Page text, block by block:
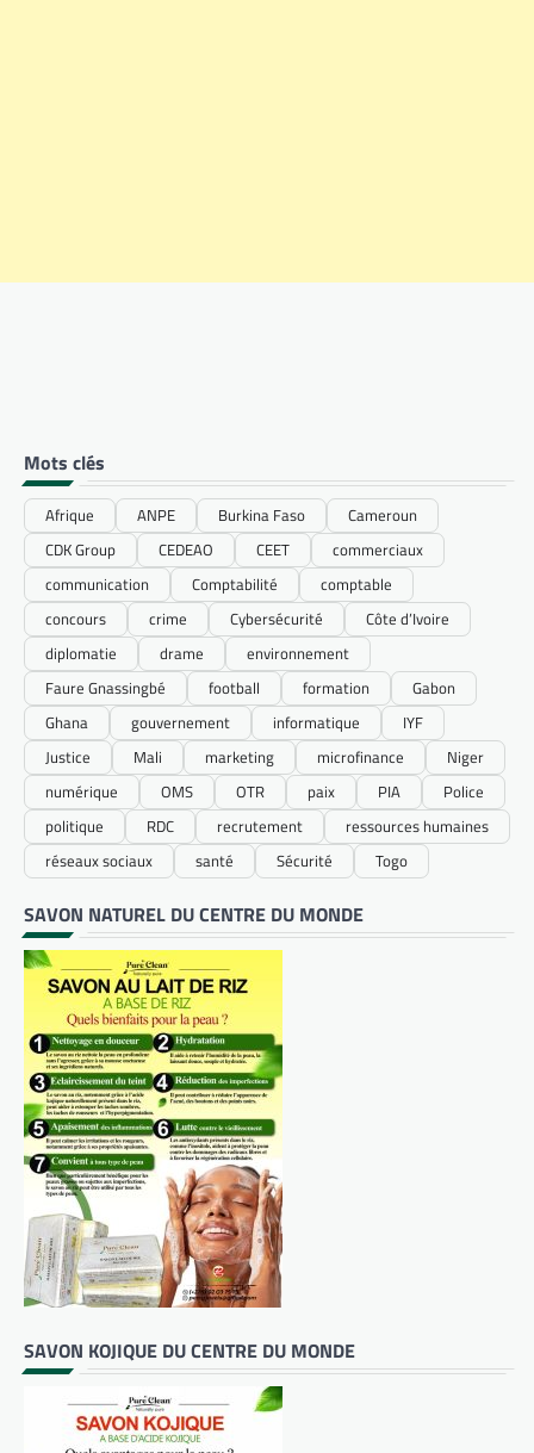
Mots clés
Afrique ANPE Burkina Faso
Cameroun
CDK Group
CEDEAO CEET
commerciaux
communication
Comptabilité
comptable
concours
crime Cybersécurité
Côte d’Ivoire
diplomatie
drame
environnement
Faure Gnassingbé
football formation
Gabon
Ghana
gouvernement informatique
IYF
Justice
Mali marketing microfinance
Niger
numérique
OMS OTR paix PIA
Police
politique
RDC recrutement
ressources humaines
réseaux sociaux
santé Sécurité Togo
SAVON NATUREL DU CENTRE DU MONDE
SAVON KOJIQUE DU CENTRE DU MONDE